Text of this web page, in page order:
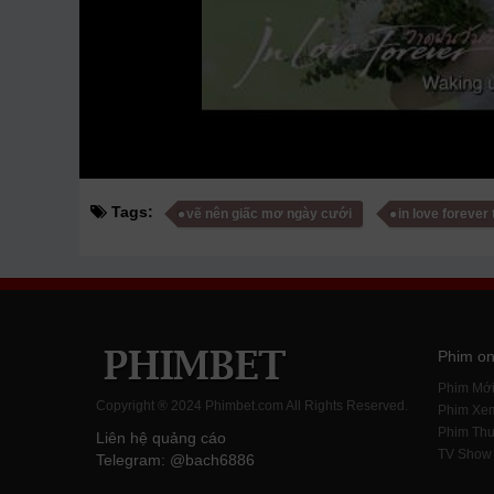
Tags: vẽ nên giấc mơ ngày cưới in love forever
Copyright ® 2024 Phimbet.com All Rights Reserved.
Liên hệ quảng cáo
Telegram: @bach6886
Phim
Phim Mới
Phim
Phim
TV Show